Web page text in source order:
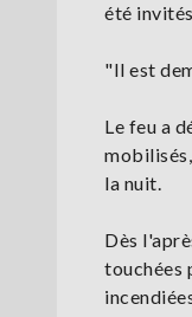
été
"Il est
Le feu a
la nuit.
Dès
touchées